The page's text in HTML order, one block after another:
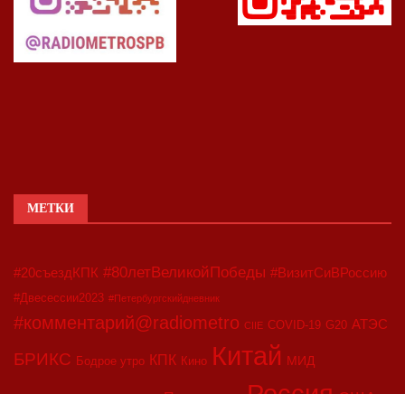
МЕТКИ
#20съездКПК #80летВеликойПобеды #ВизитСиВРоссию
#Двесессии2023 #Петербургскийдневник
#комментарий@radiometro CIIE COVID-19 G20 АТЭС
БРИКС Бодрое утро КПК Кино Китай МИД